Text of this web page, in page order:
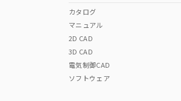
等で未対応品が混在する可能性があります。
合わせください。
カタログ
マニュアル
2D CAD
3D CAD
電気制御CAD
ソフトウェア